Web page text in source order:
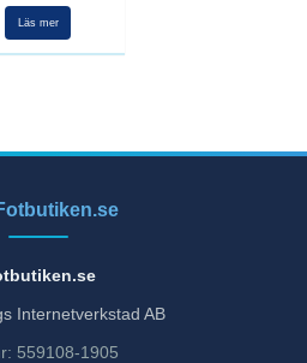
Läs mer
Internetverkstad AB
559108-1905